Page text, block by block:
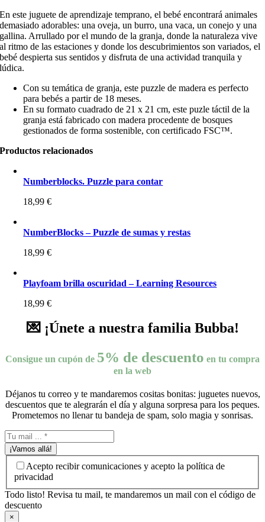
En este juguete de aprendizaje temprano, el bebé encontrará animales
demasiado adorables: una oveja, un burro, una vaca, un conejo y una
gallina. Arrullado por el mundo de la granja, donde la naturaleza vive
al ritmo de las estaciones y donde los descubrimientos son variados, el
bebé despierta sus sentidos y disfruta de una actividad tranquila y
lúdica.
Con su temática de granja, este puzzle de madera es perfecto
para bebés a partir de 18 meses.
En su formato cuadrado de 21 x 21 cm, este puzle táctil de la
granja está fabricado con madera procedente de bosques
gestionados de forma sostenible, con certificado FSC™.
Productos relacionados
Numberblocks. Puzzle para contar
18,99€
NumberBlocks – Puzzle de sumas y restas
18,99€
Playfoam brilla oscuridad – Learning Resources
18,99€
💌 ¡Únete a nuestra familia Bubba!
Consigue un cupón de 5% de descuento en tu compra
en la web
Déjanos tu correo y te mandaremos cositas bonitas: juguetes nuevos,
descuentos que te alegrarán el día y alguna sorpresa para los peques.
Prometemos no llenar tu bandeja de spam, solo magia y sonrisas.
¡Vamos allá!
Acepto recibir comunicaciones y acepto la política de
privacidad
Todo listo! Revisa tu mail, te mandaremos un mail con el código de
descuento
×